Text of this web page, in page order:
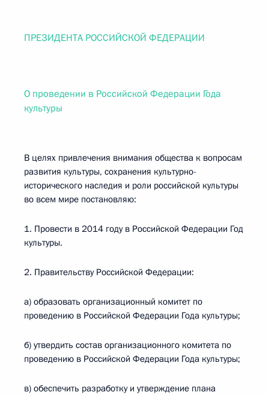
ПРЕЗИДЕНТА РОССИЙСКОЙ ФЕДЕРАЦИИ
О проведении в Российской Федерации Года
культуры
В целях привлечения внимания общества к вопросам
развития культуры, сохранения культурно-
исторического наследия и роли российской культуры
во всем мире постановляю:
1. Провести в 2014 году в Российской Федерации Год
культуры.
2. Правительству Российской Федерации:
а) образовать организационный комитет по
проведению в Российской Федерации Года культуры;
б) утвердить состав организационного комитета по
проведению в Российской Федерации Года культуры;
в) обеспечить разработку и утверждение плана